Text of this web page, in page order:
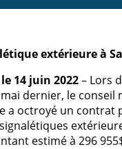
extérieure à
14 juin 2022– Lors
dernier, le conseil
a octroyé un
estimé à 296